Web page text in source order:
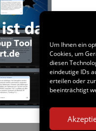
Um Ihnen ein
Cookies, um
diesen
eindeutige IDs
erteilen oder
beeinträchtigt